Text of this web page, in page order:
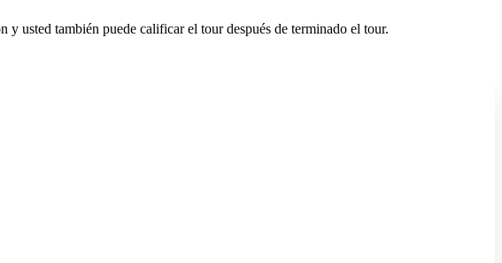
y usted también puede calificar el tour después de terminado el tour.